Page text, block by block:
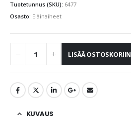
Tuotetunnus (SKU): 6477
Osasto: Eläinaiheet
LISÄÄ OSTOSKORIIN
KUVAUS